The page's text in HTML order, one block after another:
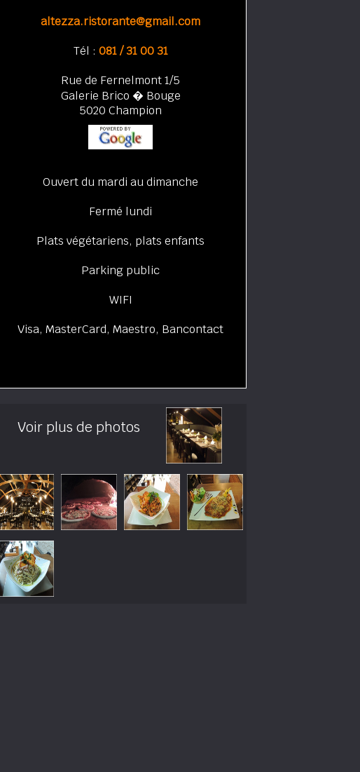
altezza.ristorante@gmail.com
Tél : 081 / 31 00 31
Rue de Fernelmont 1/5
Galerie Brico � Bouge
5020 Champion
Ouvert du mardi au dimanche
Fermé lundi
Plats végétariens, plats enfants
Parking public
WIFI
Visa, MasterCard, Maestro, Bancontact
Voir plus de photos